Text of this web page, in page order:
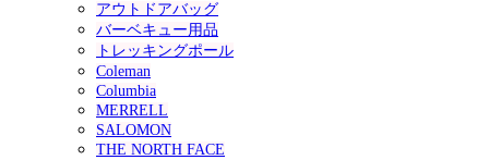
アウトドアバッグ
バーベキュー用品
トレッキングポール
Coleman
Columbia
MERRELL
SALOMON
THE NORTH FACE